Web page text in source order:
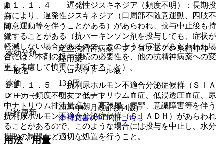
１１．１．４． 遅発性ジスキネジア（頻度不明）：長期投
与により、遅発性ジスキネジア（口周部不随意運動、四肢不
随意運動等を伴うことがある）があらわれ、投与中止後も持
続することがある（抗パーキンソン剤を投与しても、症状が
軽減しない場合があるので、このような症状があらわれた場
合には、本剤の投与継続の必要性を、他の抗精神病薬への変
更も考慮して慎重に判断すること）。
１１．１．５． 抗利尿ホルモン不適合分泌症候群（ＳＩＡ
ＤＨ）（頻度不明）：低ナトリウム血症、低浸透圧血症、尿
中ナトリウム排泄量増加、高張尿、痙攣、意識障害等を伴う
抗利尿ホルモン不適合分泌症候群（ＳＩＡＤＨ）があらわれ
ることがあるので、このような場合には投与を中止し、水分
摂取の制限など適切な処置を行うこと。
劇
麻
向
覚
薬効分類
定型抗精神病薬 > ブチロフェノン系精神神
経用薬
一般名
ハロペリドール液
薬価
13.9円
メーカー
住友ファーマ
最終更新
2025年05月改訂(第4版)
添付文書のPDFはこちら
用法・用量